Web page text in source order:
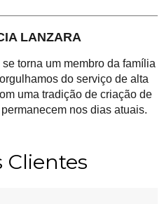
LANZARA
torna um membro da família
do serviço de alta
uma tradição de criação de
nos dias atuais.
Clientes